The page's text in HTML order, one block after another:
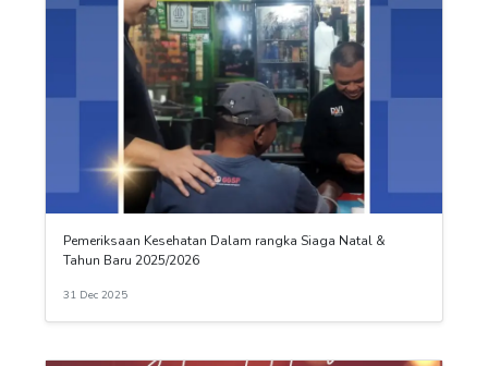
Pemeriksaan Kesehatan Dalam rangka Siaga Natal &
Tahun Baru 2025/2026
31 Dec 2025